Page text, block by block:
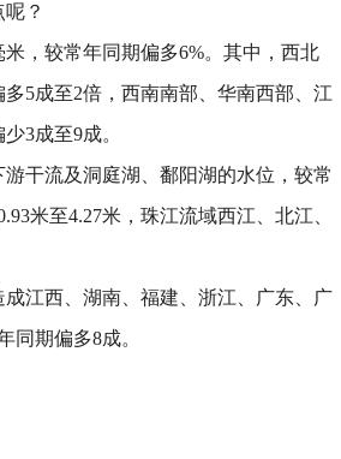
？
，较常年同期偏多6%。其中，西北
5成至2倍，西南南部、华南西部、江
3成至9成。
干流及洞庭湖、鄱阳湖的水位，较常
米至4.27米，珠江流域西江、北江、
江西、湖南、福建、浙江、广东、广
同期偏多8成。